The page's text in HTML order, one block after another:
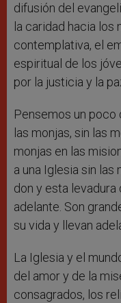
difusión del
la caridad hacia
contemplativa, el
espiritual de los
por la justicia y la
Pensemos un poco
las monjas, sin las
monjas en las
a una Iglesia sin las
don y esta levadura
adelante. Son
su vida y llevan
La Iglesia y el
del amor y de la
consagrados, los